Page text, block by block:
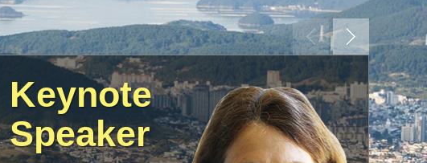
Keynote
Speaker